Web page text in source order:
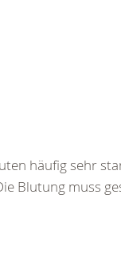
häufig sehr
Blutung muss